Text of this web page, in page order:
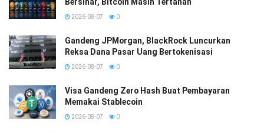
Bersinar, Bitcoin Masih Tertahan
2026-08-07 0
Gandeng JPMorgan, BlackRock Luncurkan
Reksa Dana Pasar Uang Bertokenisasi
2026-08-07 0
Visa Gandeng Zero Hash Buat Pembayaran
Memakai Stablecoin
2026-08-07 0